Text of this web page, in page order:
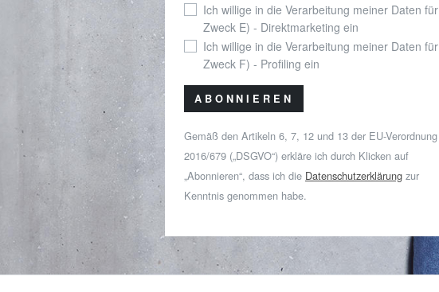
Ich willige in die Verarbeitung meiner Daten für
Zweck E) - Direktmarketing ein
Ich willige in die Verarbeitung meiner Daten für
Zweck F) - Profiling ein
ABONNIEREN
Gemäß den Artikeln 6, 7, 12 und 13 der EU-Verordnung
2016/679 („DSGVO“) erkläre ich durch Klicken auf
„Abonnieren“, dass ich die Datenschutzerklärung zur
Kenntnis genommen habe.